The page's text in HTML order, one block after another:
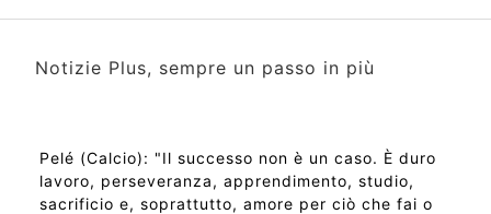
Notizie Plus, sempre un passo in più
Pelé (Calcio): "Il successo non è un caso. È duro
lavoro, perseveranza, apprendimento, studio,
sacrificio e, soprattutto, amore per ciò che fai o